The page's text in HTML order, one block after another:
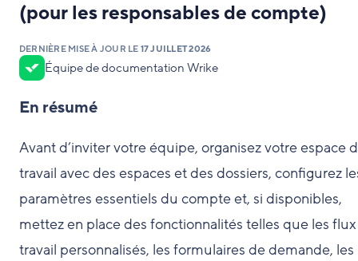
(pour les responsables de compte)
DERNIÈRE MISE À JOUR LE 17 JUILLET 2026
Équipe de documentation Wrike
En résumé
Avant d’inviter votre équipe, organisez votre espace
travail avec des espaces et des dossiers, configurez
paramètres essentiels du compte et, si disponibles,
mettez en place des fonctionnalités telles que les
travail personnalisés, les formulaires de demande, les